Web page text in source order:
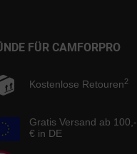
FÜR CAMFORPRO
Kostenlose Retouren2
Gratis Versand ab 100,-
€ in DE